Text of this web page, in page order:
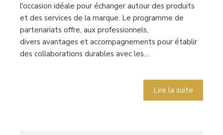
l'occasion idéale pour échanger autour des produits
et des services de la marque. Le programme de
partenariats offre, aux professionnels,
divers avantages et accompagnements pour établir
des collaborations durables avec les…
Lire la suite